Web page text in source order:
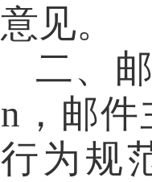
意见。
二、
n，邮件
行为规